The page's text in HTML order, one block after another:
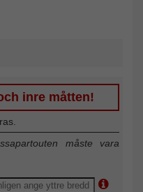
inre måtten!
måste vara